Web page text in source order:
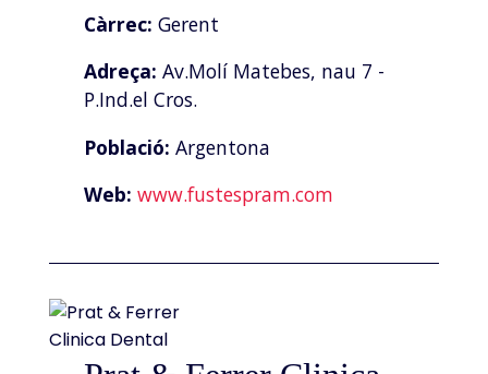
Càrrec: Gerent
Adreça: Av.Molí Matebes, nau 7 -
P.Ind.el Cros.
Població: Argentona
Web: www.fustespram.com